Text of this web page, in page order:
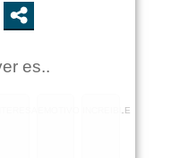
es..
INCREIBLE